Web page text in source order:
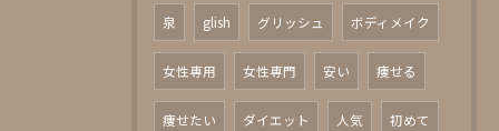
泉 glish グリッシュ ボディメイク
女性専用 女性専門 安い 痩せる
痩せたい ダイエット 人気 初めて